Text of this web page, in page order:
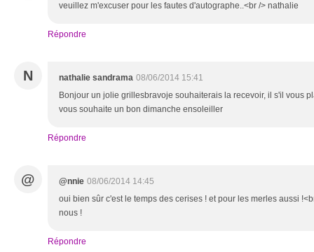
veuillez m'excuser pour les fautes d'autographe..<br /> nathalie
Répondre
N nathalie sandrama 08/06/2014 15:41
Bonjour un jolie grillesbravoje souhaiterais la recevoir, il s'il vous
vous souhaite un bon dimanche ensoleiller
Répondre
@ @nnie 08/06/2014 14:45
oui bien sûr c'est le temps des cerises ! et pour les merles aussi
nous !
Répondre